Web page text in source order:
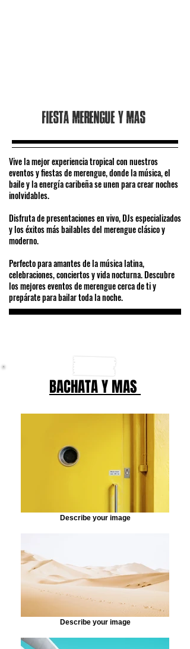
Fiesta merengue y mas
Vive la mejor experiencia tropical con nuestros
eventos y fiestas de merengue, donde la música, el
baile y la energía caribeña se unen para crear noches
inolvidables.
Disfruta de presentaciones en vivo, DJs especializados
y los éxitos más bailables del merengue clásico y
moderno.
Perfecto para amantes de la música latina,
celebraciones, conciertos y vida nocturna. Descubre
los mejores eventos de merengue cerca de ti y
prepárate para bailar toda la noche.
BACHATA Y MAS
Describe your image
Describe your image